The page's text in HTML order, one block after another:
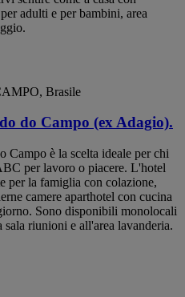
adulti e per bambini, area
Brasile
do Campo (ex Adagio).
Campo è la scelta ideale per chi
per lavoro o piacere. L'hotel
per la famiglia con colazione,
camere aparthotel con cucina
Sono disponibili monolocali
riunioni e all'area lavanderia.